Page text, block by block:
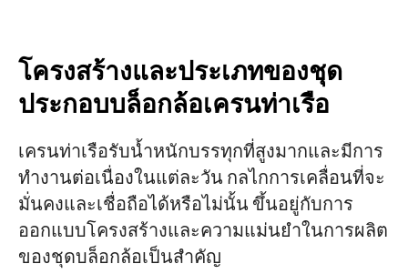
โครงสร้างและประเภทของชุด
ประกอบบล็อกล้อเครนท่าเรือ
เครนท่าเรือรับน้ำหนักบรรทุกที่สูงมากและมีการ
ทำงานต่อเนื่องในแต่ละวัน กลไกการเคลื่อนที่จะ
มั่นคงและเชื่อถือได้หรือไม่นั้น ขึ้นอยู่กับการ
ออกแบบโครงสร้างและความแม่นยำในการผลิต
ของชุดบล็อกล้อเป็นสำคัญ